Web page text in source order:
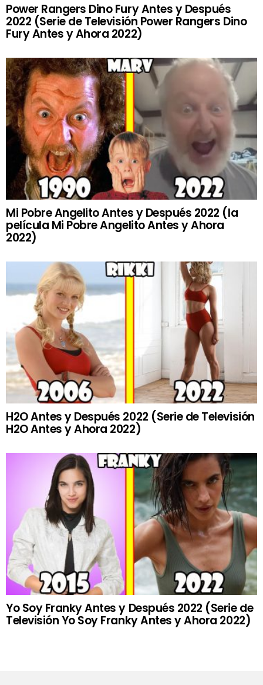
Power Rangers Dino Fury Antes y Después
2022 (Serie de Televisión Power Rangers Dino
Fury Antes y Ahora 2022)
Mi Pobre Angelito Antes y Después 2022 (la
película Mi Pobre Angelito Antes y Ahora
2022)
H2O Antes y Después 2022 (Serie de Televisión
H2O Antes y Ahora 2022)
Yo Soy Franky Antes y Después 2022 (Serie de
Televisión Yo Soy Franky Antes y Ahora 2022)